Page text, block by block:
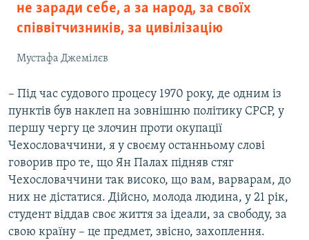
не заради себе, а за народ, за своїх
співвітчизників, за цивілізацію
Мустафа Джемілєв
– Під час судового процесу 1970 року, де одним із
пунктів був наклеп на зовнішню політику СРСР, у
першу чергу це злочин проти окупації
Чехословаччини, я у своєму останньому слові
говорив про те, що Ян Палах підняв стяг
Чехословаччини так високо, що вам, варварам, до
них не дістатися. Дійсно, молода людина, у 21 рік,
студент віддав своє життя за ідеали, за свободу, за
свою країну – це предмет, звісно, захоплення.